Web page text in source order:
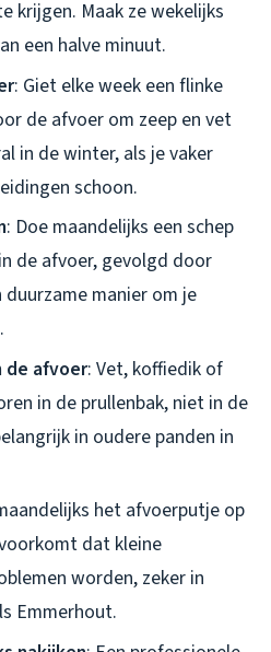
krijgen. Maak ze wekelijks
een halve minuut.
: Giet elke week een flinke
de afvoer om zeep en vet
in de winter, als je vaker
schoon.
: Doe maandelijks een schep
de afvoer, gevolgd door
manier om je
de afvoer: Vet, koffiedik of
in de prullenbak, niet in de
in oudere panden in
het afvoerputje op
dat kleine
worden, zeker in
Emmerhout.